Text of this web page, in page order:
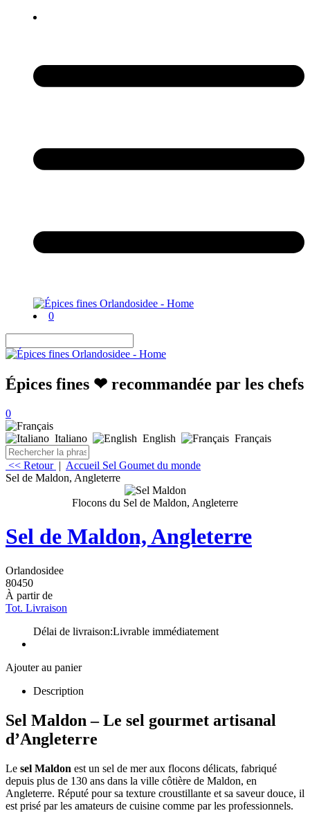
0
Épices fines ❤ recommandée par les chefs
0
Italiano English Français
<< Retour | Accueil Sel Goumet du monde
Sel de Maldon, Angleterre
Flocons du Sel de Maldon, Angleterre
Sel de Maldon, Angleterre
Orlandosidee
80450
À partir de
Tot. Livraison
Délai de livraison:Livrable immédiatement
Ajouter au panier
Description
Sel Maldon – Le sel gourmet artisanal
d’Angleterre
Le sel Maldon est un sel de mer aux flocons délicats, fabriqué
depuis plus de 130 ans dans la ville côtière de Maldon, en
Angleterre. Réputé pour sa texture croustillante et sa saveur douce, il
est prisé par les amateurs de cuisine comme par les professionnels.